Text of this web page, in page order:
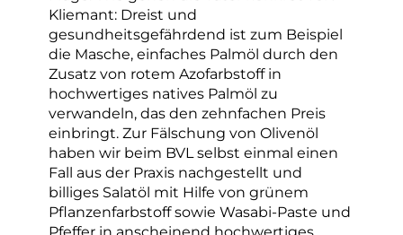
Kliemant: Dreist und
gesundheitsgefährdend ist zum Beispiel
die Masche, einfaches Palmöl durch den
Zusatz von rotem Azofarbstoff in
hochwertiges natives Palmöl zu
verwandeln, das den zehnfachen Preis
einbringt. Zur Fälschung von Olivenöl
haben wir beim BVL selbst einmal einen
Fall aus der Praxis nachgestellt und
billiges Salatöl mit Hilfe von grünem
Pflanzenfarbstoff sowie Wasabi-Paste und